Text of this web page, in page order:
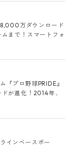
万ダウンロード
まで！スマートフォ
『プロ野球PRIDE』
が進化！2014年、
インベースボー